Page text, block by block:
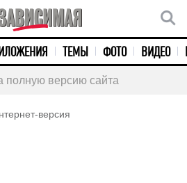
ТЕМЫ ФОТО ВИДЕО
полную версию сайта
версия